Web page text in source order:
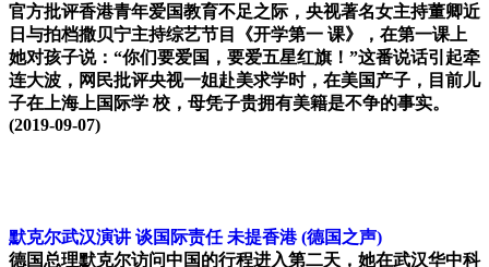
官方批评香港青年爱国教育不足之际，央视著名女主持董卿近
日与拍档撒贝宁主持综艺节目《开学第一 课》，在第一课上
她对孩子说：“你们要爱国，要爱五星红旗！”这番说话引起牵
连大波，网民批评央视一姐赴美求学时，在美国产子，目前儿
子在上海上国际学 校，母凭子贵拥有美籍是不争的事实。
(2019-09-07)
默克尔武汉演讲 谈国际责任 未提香港 (德国之声)
德国总理默克尔访问中国的行程进入第二天，她在武汉华中科